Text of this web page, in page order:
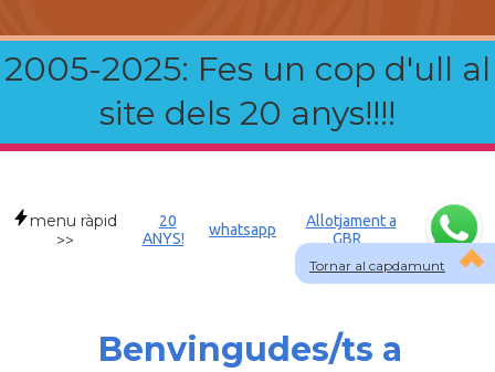
2005-2025: Fes un cop d'ull al
site dels 20 anys!!!!
Tornar al capdamunt
menu ràpid
>>
20
ANYS!
whatsapp
Allotjament a
GBR
Benvingudes/ts a